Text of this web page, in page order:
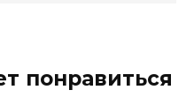
понравиться